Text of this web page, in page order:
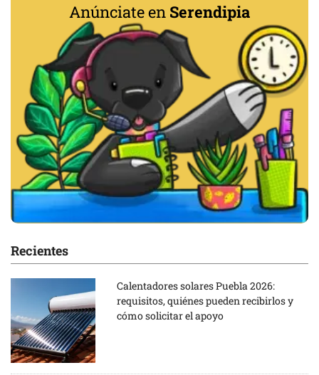
Anúnciate en Serendipia
Recientes
Calentadores solares Puebla 2026:
requisitos, quiénes pueden recibirlos y
cómo solicitar el apoyo